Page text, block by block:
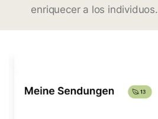
enriquecer a los individuos.